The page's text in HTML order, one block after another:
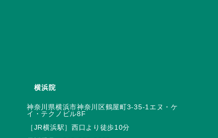
横浜院
神奈川県横浜市神奈川区鶴屋町3-35-1エヌ・ケ